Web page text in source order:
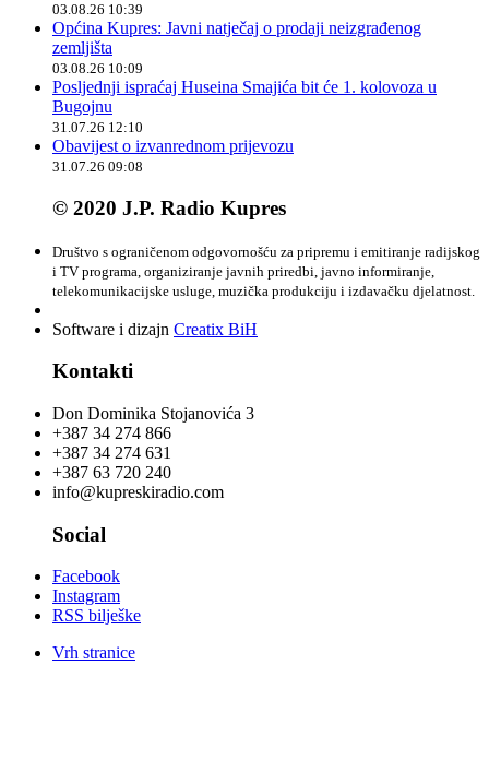
03.08.26 10:39
Općina Kupres: Javni natječaj o prodaji neizgrađenog
zemljišta
03.08.26 10:09
Posljednji ispraćaj Huseina Smajića bit će 1. kolovoza u
Bugojnu
31.07.26 12:10
Obavijest o izvanrednom prijevozu
31.07.26 09:08
© 2020 J.P. Radio Kupres
Društvo s ograničenom odgovornošću za pripremu i emitiranje radijskog
i TV programa, organiziranje javnih priredbi, javno informiranje,
telekomunikacijske usluge, muzička produkciju i izdavačku djelatnost.
Software i dizajn Creatix BiH
Kontakti
Don Dominika Stojanovića 3
+387 34 274 866
+387 34 274 631
+387 63 720 240
info@kupreskiradio.com
Social
Facebook
Instagram
RSS bilješke
Vrh stranice